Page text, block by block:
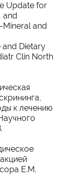
Update for
and
and
and Dietary
Clin North
к лечению
Е.М.